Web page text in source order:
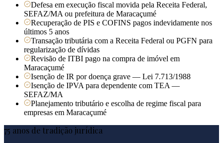
Defesa em execução fiscal movida pela Receita Federal,
SEFAZ/MA ou prefeitura de Maracaçumé
Recuperação de PIS e COFINS pagos indevidamente nos
últimos 5 anos
Transação tributária com a Receita Federal ou PGFN para
regularização de dívidas
Revisão de ITBI pago na compra de imóvel em
Maracaçumé
Isenção de IR por doença grave — Lei 7.713/1988
Isenção de IPVA para dependente com TEA —
SEFAZ/MA
Planejamento tributário e escolha de regime fiscal para
empresas em Maracaçumé
75 anos de tradição jurídica